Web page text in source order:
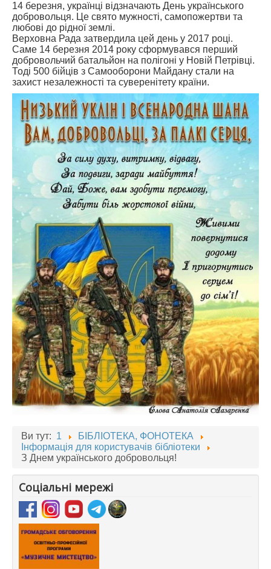
НАВЧАЛЬНО-ВИХОВНА РОБОТА
МИСТЕЦЬКІ ПРОЄКТИ
БІБЛІОТЕКА, ФОНОТЕКА
МИСТЕЦЬКА ШКОЛА ПРИ ХМФК
14 березня, українці відзначають День українського
добровольця. Це свято мужності, самопожертви та
любові до рідної землі.
Верховна Рада затвердила цей день у 2017 році.
Саме 14 березня 2014 року сформувався перший
добровольчий батальйон на полігоні у Новій Петрівці.
Тоді 500 бійців з Самооборони Майдану стали на
захист незалежності та суверенітету країни.
Ви тут: 1
БІБЛІОТЕКА, ФОНОТЕКА
Інформація для користувачів бібліотеки
З Днем українського добровольця!
Соціальні мережі